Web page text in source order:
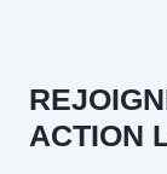
ACTION